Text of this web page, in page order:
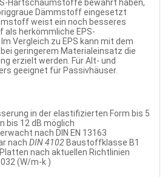
Hartschaumstoffe bewährt haben,
Dämmstoff eingesetzt
weist ein noch besseres
als herkömmliche EPS-
Vergleich zu EPS kann mit dem
geringerem Materialeinsatz die
erzielt werden. Für Alt- und
geeignet für Passivhäuser.
in der elastifizierten Form bis 5
bis 12 dB möglich
nach DIN EN 13163
nach DIN 4102 Baustoffklasse B1
nach aktuellen Richtlinien
(W/m-k )